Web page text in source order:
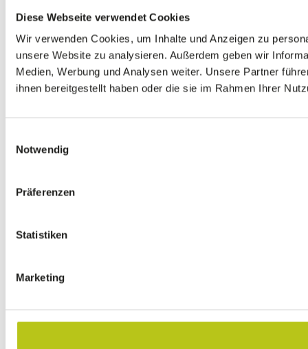
Diese Webseite verwendet Cookies
Wir verwenden Cookies, um Inhalte und Anzeigen zu
unsere Website zu analysieren. Außerdem geben wir
Medien, Werbung und Analysen weiter. Unsere Partner
ihnen bereitgestellt haben oder die sie im Rahmen Ihrer
Notwendig
Präferenzen
Statistiken
Marketing